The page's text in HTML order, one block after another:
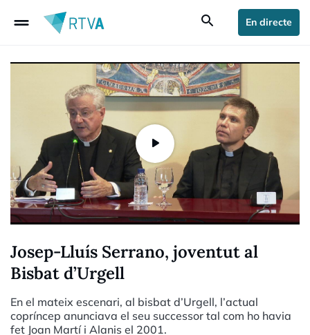
drag_handle search En directe
Josep-Lluís Serrano, joventut al
Bisbat d’Urgell
En el mateix escenari, al bisbat d’Urgell, l’actual
copríncep anunciava el seu successor tal com ho havia
fet Joan Martí i Alanis el 2001.